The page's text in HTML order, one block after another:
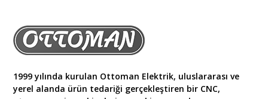
1999 yılında kurulan Ottoman Elektrik, uluslararası ve
yerel alanda ürün tedariği gerçekleştiren bir CNC,